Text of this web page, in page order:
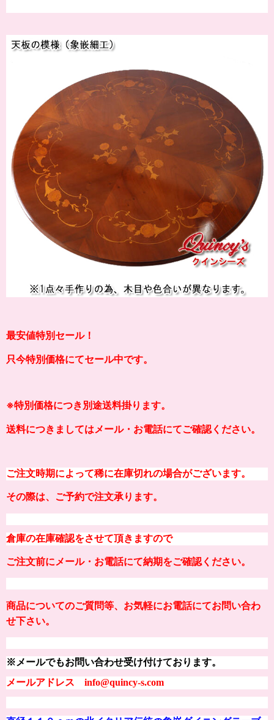
最安値特別セール！
只今特別価格にてセール中です。
※特別価格につき別途送料掛り ます。
送料につきましてはメール・お電話にてご確認ください。
ご注文時期によって稀に在庫切れの場合がございます。
その際は、ご予約で注文承ります。
倉庫の在庫確認をさせて頂きますので
ご注文前にメール・お電話にて納期をご確認ください。
商品についてのご質問等、お気軽にお電話にてお問い合わ
せ下さい。
※メールでもお問い合わせ受け付けております。
メールアドレス info@quincy-s.com